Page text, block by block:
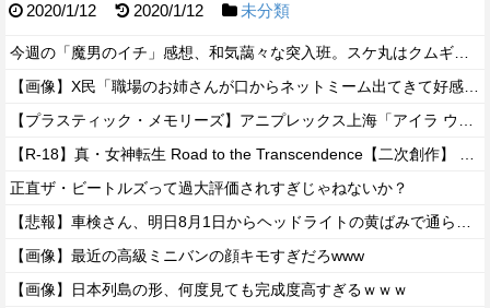
2020/1/12 2020/1/12 未分類
正直ザ・ビートルズって過大評価されすぎじゃねないか？
【画像】最近の高級ミニバンの顔キモすぎだろwww
【画像】日本列島の形、何度見ても完成度高すぎるｗｗｗ